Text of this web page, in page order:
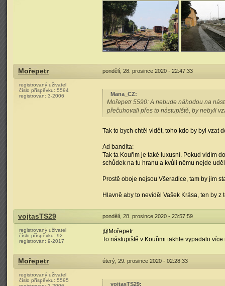
Mořepetr pondělí, 28. prosince 2020 - 22:47:33
registrovaný uživatel
číslo příspěvku: 5594
registrován: 3-2006 Mana_CZ:
Mořepetr 5590: A nebude náhodou na
přečuhovali přes to nástupiště, by nebyli
Tak to bych chtěl vidět, toho kdo by byl vzat
Ad bandita:
Tak ta Kouřim je také luxusní. Pokud vidím
schůdek na tu hranu a kvůli němu nejde
Prostě oboje nejsou Všeradice, tam by jim
Hlavně aby to neviděl Vašek Krása, ten by z
vojtasTS29 pondělí, 28. prosince 2020 - 23:57:59
registrovaný uživatel
číslo příspěvku: 92
registrován: 9-2017
@Mořepetr:
To nástupiště v Kouřimi takhle vypadalo
Mořepetr úterý, 29. prosince 2020 - 02:28:33
registrovaný uživatel
číslo příspěvku: 5595
vojtasTS29: